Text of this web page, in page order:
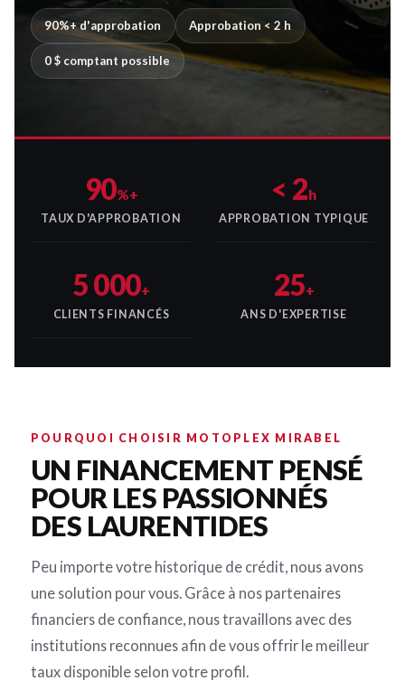
90%+ d'approbation Approbation < 2 h
0 $ comptant possible
90%+
TAUX D'APPROBATION
< 2h
APPROBATION TYPIQUE
5 000+
CLIENTS FINANCÉS
25+
ANS D'EXPERTISE
POURQUOI CHOISIR MOTOPLEX MIRABEL
UN FINANCEMENT PENSÉ
POUR LES PASSIONNÉS
DES LAURENTIDES
Peu importe votre historique de crédit, nous avons
une solution pour vous. Grâce à nos partenaires
financiers de confiance, nous travaillons avec des
institutions reconnues afin de vous offrir le meilleur
taux disponible selon votre profil.